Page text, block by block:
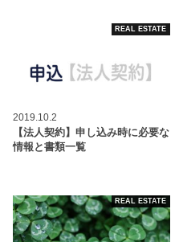
REAL ESTATE
2019.10.2
【法人契約】申し込み時に必要な
情報と書類一覧
REAL ESTATE